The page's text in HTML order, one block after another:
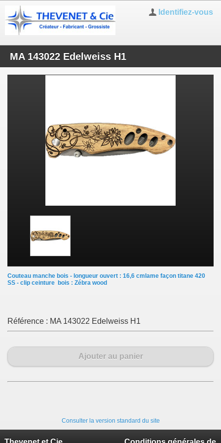
Identifiez-vous
MA 143022 Edelweiss H1
Couteau manche bois - longueur ouvert : 16,6 cmlame façon titane 420
SS - clip ceinture bois : Zébra wood
Référence : MA 143022 Edelweiss H1
Ajouter au panier
Consulter la version standard du site